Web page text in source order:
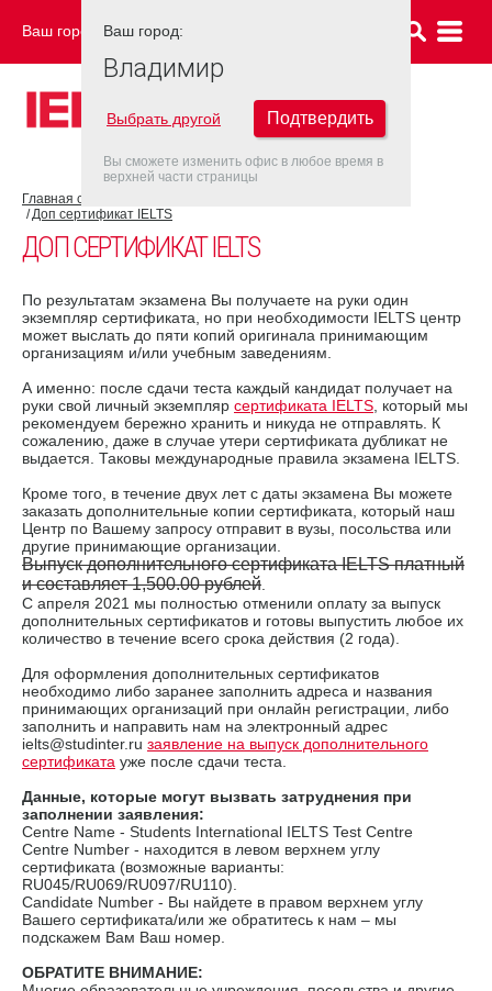
Ваш город: ВЛАДИМИР
Главная страница
Доп сертификат IELTS
ДОП СЕРТИФИКАТ IELTS
По результатам экзамена Вы получаете на руки один
экземпляр сертификата, но при необходимости IELTS центр
может выслать до пяти копий оригинала принимающим
организациям и/или учебным заведениям.
А именно: после сдачи теста каждый кандидат получает на
руки свой личный экземпляр сертификата IELTS , который мы
рекомендуем бережно хранить и никуда не отправлять. К
сожалению, даже в случае утери сертификата дубликат не
выдается. Таковы международные правила экзамена IELTS.
Кроме того, в течение двух лет с даты экзамена Вы можете
заказать дополнительные копии сертификата, который наш
Центр по Вашему запросу отправит в вузы, посольства или
другие принимающие организации.
Выпуск дополнительного сертификата IELTS платный
и составляет 1,500.00 рублей
С апреля 2021 мы полностью отменили оплату за выпуск
дополнительных сертификатов и готовы выпустить любое их
количество в течение всего срока действия (2 года).
Для оформления дополнительных сертификатов
необходимо либо заранее заполнить адреса и названия
принимающих организаций при онлайн регистрации, либо
заполнить и направить нам на электронный адрес
ielts@studinter.ru заявление на выпуск дополнительного
сертификата уже после сдачи теста.
Данные, которые могут вызвать затруднения при
заполнении заявления:
Сentre Name - Students International IELTS Test Centre
Centre Number - находится в левом верхнем углу
сертификата (возможные варианты:
RU045/RU069/RU097/RU110).
Candidate Number - Вы найдете в правом верхнем углу
Вашего сертификата/или же обратитесь к нам – мы
подскажем Вам Ваш номер.
ОБРАТИТЕ ВНИМАНИЕ:
Ваш город:
Владимир
Выбрать другой Подтвердить
Вы сможете изменить офис в любое время в
верхней части страницы